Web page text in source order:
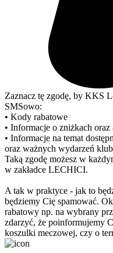
Zaznacz tę zgodę, by KKS
SMSowo:
• Kody rabatowe
• Informacje o zniżkach
• Informacje na temat
oraz ważnych wydarzeń
Taką zgodę możesz w
w zakładce LECHICI.
A tak w praktyce - jak to
będziemy Cię spamować.
rabatowy np. na wybrany
zdarzyć, że poinformujemy
koszulki meczowej, czy o